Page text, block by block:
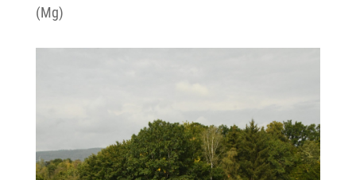
(Mg)